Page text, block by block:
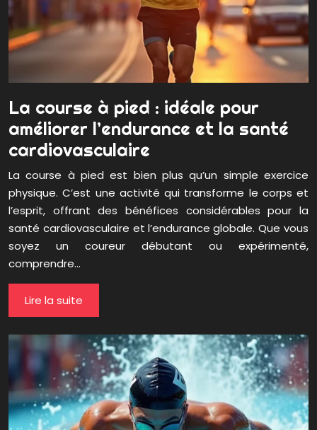
La course à pied : idéale pour
améliorer l’endurance et la santé
cardiovasculaire
La course à pied est bien plus qu’un simple exercice
physique. C’est une activité qui transforme le corps et
l’esprit, offrant des bénéfices considérables pour la
santé cardiovasculaire et l’endurance globale. Que vous
soyez un coureur débutant ou expérimenté,
comprendre…
Lire la suite